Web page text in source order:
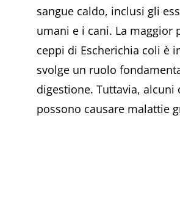
sangue caldo, inclusi gli
umani e i cani. La maggior
ceppi di Escherichia coli è
svolge un ruolo
digestione. Tuttavia, alcuni
possono causare malattie